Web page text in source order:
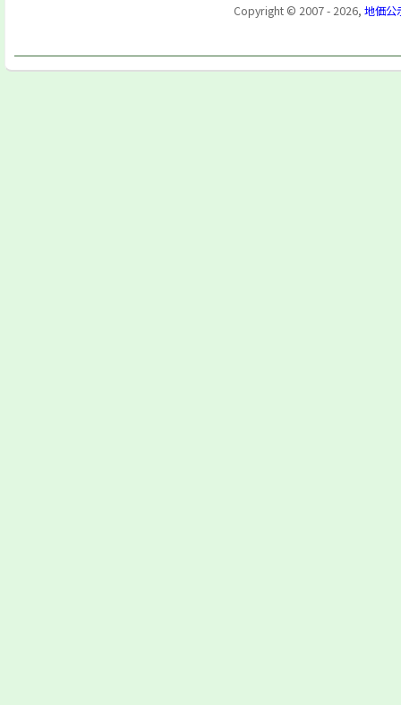
Copyright © 2007 - 2026, 地価公